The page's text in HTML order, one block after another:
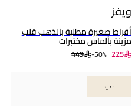
ويفز
أقراط صغيرة مطلية بالذهب قلب
مزينة بألماس مختبرات
449 50%- 225
جديد
جديد